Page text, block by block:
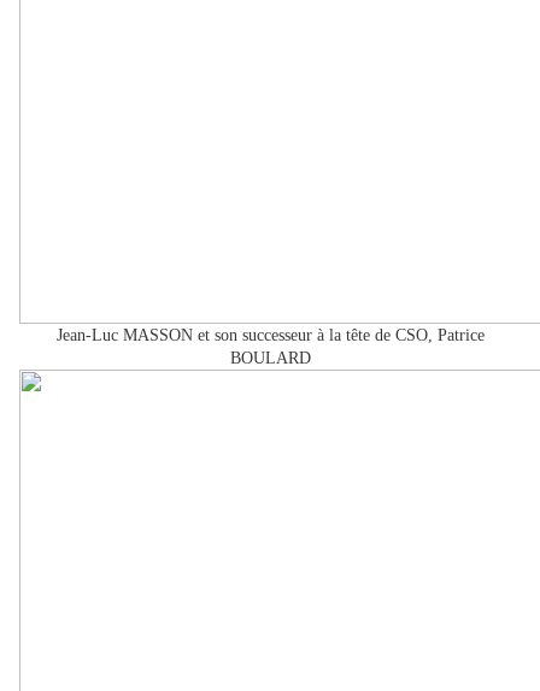
Jean-Luc MASSON et son successeur à la tête de CSO, Patrice
BOULARD